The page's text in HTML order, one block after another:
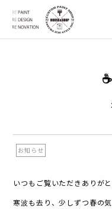
お知らせ
いつもご覧いただきありが
寒波も去り、少しずつ春の